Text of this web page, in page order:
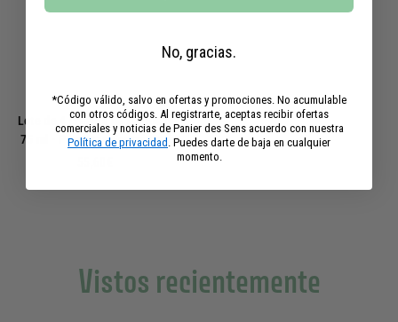
Lote de 4 cremas de manos de
75 ml - Provenza Energizante
Vistos recientemente
No, gracias.
*Código válido, salvo en ofertas y promociones. No acumulable
con otros códigos. Al registrarte, aceptas recibir ofertas
comerciales y noticias de Panier des Sens acuerdo con nuestra
Política de privacidad . Puedes darte de baja en cualquier
momento.